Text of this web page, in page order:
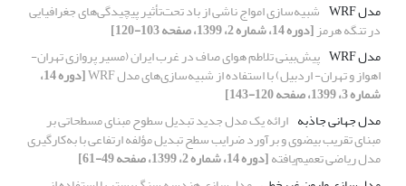
مدل WRF
شبیه‌سازی امواج ناشی از باد تحت‌تأثیر پیچیدگی‌های جغرافیایی
در تنگه هرمز[دوره 14، شماره 2، 1399، صفحه 103-120]
مدل WRF
پیش‌بینی تلاطم هوای صاف در غرب ایران (مسیر پروازی تهران-‌
اهواز و تهران- اردبیل) با استفاده از شبیه‌سازی‌های مدل WRF [دوره 14،
شماره 3، 1399، صفحه 120-143]
مدل جهانی جاذبه ارائه یک مدل جدید تبدیل سطوح مبنای مسطحاتی بر
مبنای تقریب بیضوی و برآورد ضرایب سطح تبدیل مؤلفه ارتفاعی با به‌کارگیری
مدل ریاضی تعمیم‌یافته[دوره 14، شماره 2، 1399، صفحه 49-61]